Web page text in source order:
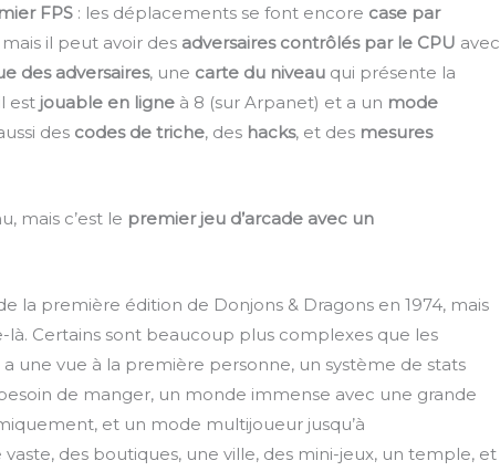
FPS : les déplacements se font encore case par
il peut avoir des adversaires contrôlés par le CPU avec
des adversaires, une carte du niveau qui présente la
est jouable en ligne à 8 (sur Arpanet) et a un mode
des codes de triche, des hacks, et des mesures
mais c’est le premier jeu d’arcade avec un
la première édition de Donjons & Dragons en 1974, mais
Certains sont beaucoup plus complexes que les
a une vue à la première personne, un système de stats
de manger, un monde immense avec une grande
et un mode multijoueur jusqu’à
vaste, des boutiques, une ville, des mini-jeux, un temple, et